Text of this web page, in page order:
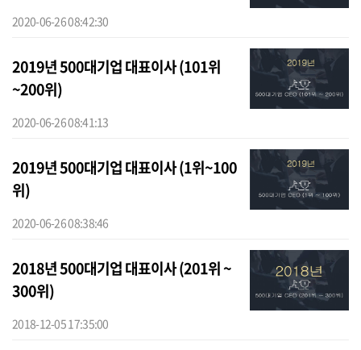
2020-06-26 08:42:30
2019년 500대기업 대표이사 (101위
~200위)
2020-06-26 08:41:13
2019년 500대기업 대표이사 (1위~100
위)
2020-06-26 08:38:46
2018년 500대기업 대표이사 (201위 ~
300위)
2018-12-05 17:35:00